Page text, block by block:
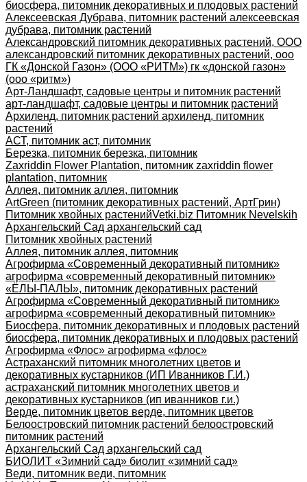
биосфера, питомник декоративных и плодовых растений
Алексеевская Дубрава, питомник растений алексеевская
дубрава, питомник растений
Александровский питомник декоративных растений, ООО
александровский питомник декоративных растений, ооо
ГК «Донской Газон» (ООО «РИТМ») гк «донской газон»
(ооо «ритм»)
Арт-Ландшафт, садовые центры и питомник растений
арт-ландшафт, садовые центры и питомник растений
Архиленд, питомник растений архиленд, питомник
растений
АСТ, питомник аст, питомник
Березка, питомник березка, питомник
Zaxriddin Flower Plantation, питомник zaxriddin flower
plantation, питомник
Аллея, питомник аллея, питомник
ArtGreen (питомник декоративных растений, АртГрин)
Питомник хвойных растенийVetki.biz Питомник Nevelskih
Архангельский Сад архангельский сад
Питомник хвойных растений
Аллея, питомник аллея, питомник
Агрофирма «Современный декоративный питомник»
агрофирма «современный декоративный питомник»
«ЁЛЫ-ПАЛЫ», питомник декоративных растений
Агрофирма «Современный декоративный питомник»
агрофирма «современный декоративный питомник»
Биосфера, питомник декоративных и плодовых растений
биосфера, питомник декоративных и плодовых растений
Агрофирма «Флос» агрофирма «флос»
Астраханский питомник многолетних цветов и
декоративных кустарников (ИП Иванников Г.И.)
астраханский питомник многолетних цветов и
декоративных кустарников (ип иванников г.и.)
Верде, питомник цветов верде, питомник цветов
Белоостровский питомник растений белоостровский
питомник растений
Архангельский Сад архангельский сад
БИОЛИТ «Зимний сад» биолит «зимний сад»
Веди, питомник веди, питомник